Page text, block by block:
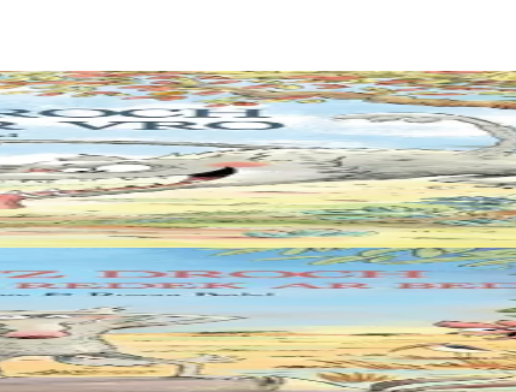
idée de génie : surprendre les animaux assoiffés et les croquer !...
ailleurs ? Prêt pour l’aventure, direction le sud....